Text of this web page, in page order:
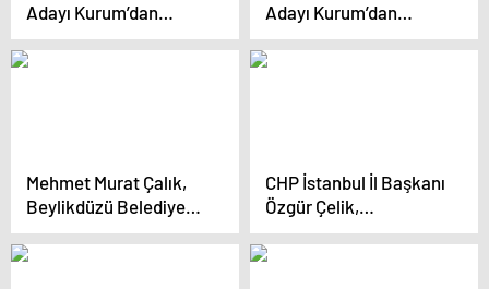
Adayı Kurum’dan
fırıncılara müjde:
“Fırıncılarımıza Toprak
Adayı Kurum’dan
fırıncılara müjde:
“Fırıncılarımıza
Mehmet Murat Çalık,
Beylikdüzü Belediye
Başkanlığı için seçim
çalışmalarına başladı
CHP İstanbul İl Başkanı
Özgür Çelik,
Beylikdüzü ve
Eyüpsultan’da saha